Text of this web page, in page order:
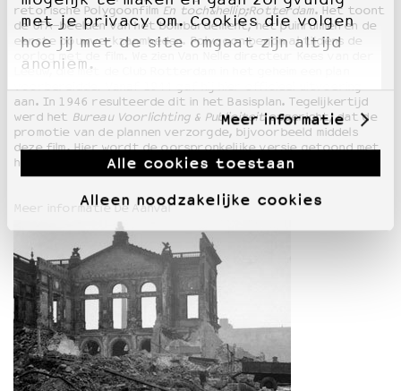
met je privacy om. Cookies die volgen
hoe jij met de site omgaat zijn altijd
anoniem.
Meer informatie
Alle cookies toestaan
Alleen noodzakelijke cookies
retorische Polygoonfilm En toch&hellip;Rotterdam. Het toont
de UFA-beelden van het bombardement, het puinruimen en de
eerste bouwwerkzaamheden. Polygoon begon al tijdens de
oorlog met de film. We zien Van Nelle directeur Kees van der
Leeuw, die met de Club Rotterdam in het geheim een plan
voorbereidde. Vanaf 1944 gaf hij hier officieel uitvoering
aan. In 1946 resulteerde dit in het Basisplan. Tegelijkertijd
werd het Bureau Voorlichting & Publiciteitopgericht, dat de
promotie van de plannen verzorgde, bijvoorbeeld middels
deze film. Hier wordt de oorspronkelijke versie getoond met
het unieke verslag van de strateeg achter de schermen.
Meer informatie De Aanval